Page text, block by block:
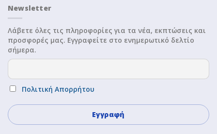
Newsletter
Λάβετε όλες τις πληροφορίες για τα νέα, εκπτώσεις και
προσφορές μας. Εγγραφείτε στο ενημερωτικό δελτίο
σήμερα.
Πολιτική Απορρήτου